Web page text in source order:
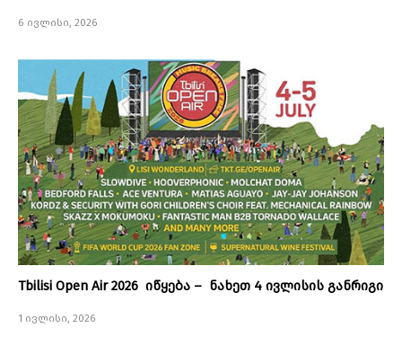
6 ივლისი, 2026
Tbilisi Open Air 2026 იწყება – ნახეთ 4 ივლისის განრიგი
1 ივლისი, 2026